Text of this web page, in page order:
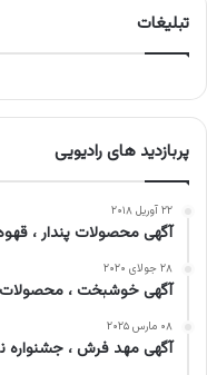
تبلیغات
پربازدید های رادیویی
۲۲ آوریل ۲۰۱۸
آگهی محصولات پندار ،
۲۸ جولای ۲۰۲۰
آگهی خوشبخت ،
۰۸ مارس ۲۰۲۵
آگهی مهد فرش ، جشنواره